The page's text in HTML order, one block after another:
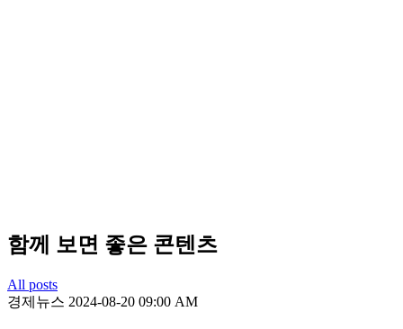
함께 보면 좋은 콘텐츠
All posts
경제뉴스 2024-08-20 09:00 AM